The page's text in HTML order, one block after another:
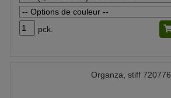
pck.
Organza, stiff 720776